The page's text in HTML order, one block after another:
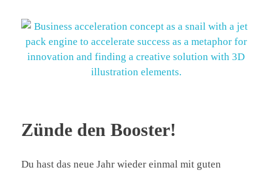
Zünde den Booster!
Du hast das neue Jahr wieder einmal mit guten